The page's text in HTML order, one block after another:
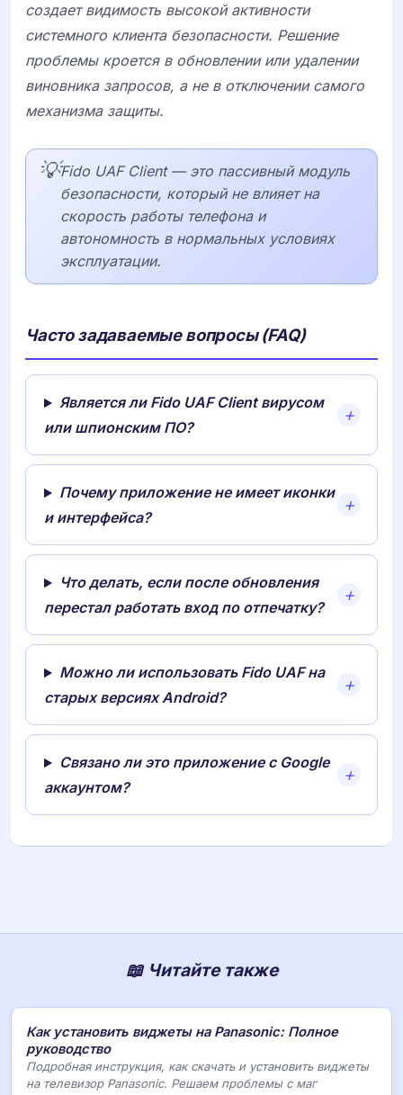
создает видимость высокой активности
системного клиента безопасности. Решение
проблемы кроется в обновлении или удалении
виновника запросов, а не в отключении самого
механизма защиты.
💡Fido UAF Client — это пассивный модуль
безопасности, который не влияет на
скорость работы телефона и
автономность в нормальных условиях
эксплуатации.
Часто задаваемые вопросы (FAQ)
Является ли Fido UAF Client вирусом
или шпионским ПО?
Почему приложение не имеет иконки
и интерфейса?
Что делать, если после обновления
перестал работать вход по отпечатку?
Можно ли использовать Fido UAF на
старых версиях Android?
Связано ли это приложение с Google
аккаунтом?
📖 Читайте также
Как установить виджеты на Panasonic: Полное
руководство
Подробная инструкция, как скачать и установить виджеты
на телевизор Panasonic. Решаем проблемы с маг